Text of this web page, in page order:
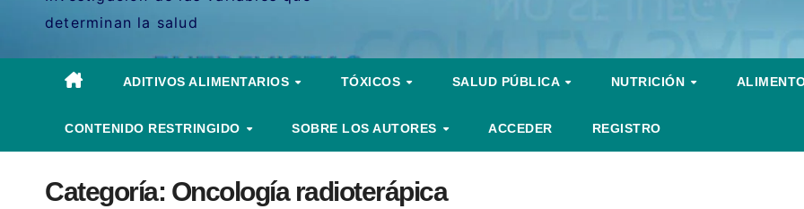
determinan la salud
ADITIVOS ALIMENTARIOS TÓXICOS SALUD PÚBLICA NUTRICIÓN
CONTENIDO RESTRINGIDO SOBRE LOS AUTORES ACCEDER REGISTRO
Categoría: Oncología radioterápica